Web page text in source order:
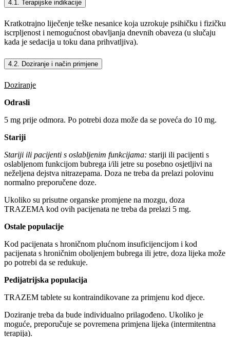
4.1. Terapijske indikacije
Kratkotrajno liječenje teške nesanice koja uzrokuje psihičku i fizičku
iscrpljenost i nemogućnost obavljanja dnevnih obaveza (u slučaju
kada je sedacija u toku dana prihvatljiva).
4.2. Doziranje i način primjene
Doziranje
Odrasli
5 mg prije odmora. Po potrebi doza može da se poveća do 10 mg.
Stariji
Stariji ili pacijenti s oslabljenim funkcijama: stariji ili pacijenti s
oslabljenom funkcijom bubrega i/ili jetre su posebno osjetljivi na
neželjena dejstva nitrazepama. Doza ne treba da prelazi polovinu
normalno preporučene doze.
Ukoliko su prisutne organske promjene na mozgu, doza
TRAZEMA kod ovih pacijenata ne treba da prelazi 5 mg.
Ostale populacije
Kod pacijenata s hroničnom plućnom insuficijencijom i kod
pacijenata s hroničnim oboljenjem bubrega ili jetre, doza lijeka može
po potrebi da se redukuje.
Pedijatrijska populacija
TRAZEM tablete su kontraindikovane za primjenu kod djece.
Doziranje treba da bude individualno prilagođeno. Ukoliko je
moguće, preporučuje se povremena primjena lijeka (intermitentna
terapija).